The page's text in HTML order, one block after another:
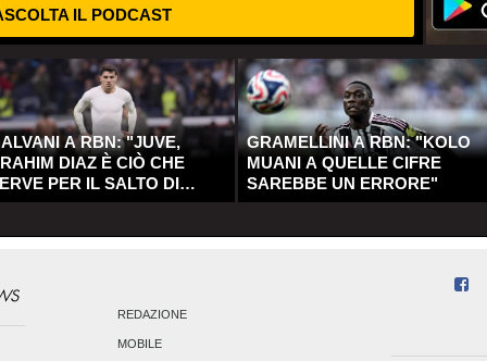
IL PODCAST
A RBN: "JUVE,
DIAZ È CIÒ CHE
PER IL SALTO DI
GRAMELLINI A RBN: "KOLO
MUANI A QUELLE CIFRE
SAREBBE UN ERRORE"
REDAZIONE
MOBILE